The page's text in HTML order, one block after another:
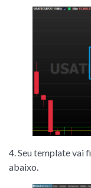
4. Seu template vai
abaixo.